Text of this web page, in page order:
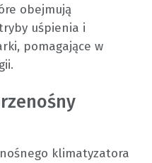
obejmują
uśpienia i
pomagające w
klimatyzatora